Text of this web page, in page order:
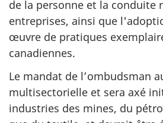
de la personne et la conduite
entreprises, ainsi que
œuvre de pratiques
canadiennes.
Le mandat de l’ombudsman
multisectorielle et sera axé
industries des mines, du